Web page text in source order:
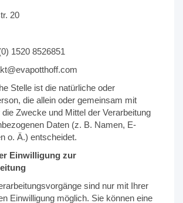
20
1520 8526851
Stelle ist die natürliche oder
die allein oder gemeinsam mit
Zwecke und Mittel der Verarbeitung
Daten (z. B. Namen, E-
o. Ä.) entscheidet.
Einwilligung zur
sind nur mit Ihrer
Einwilligung möglich. Sie können eine